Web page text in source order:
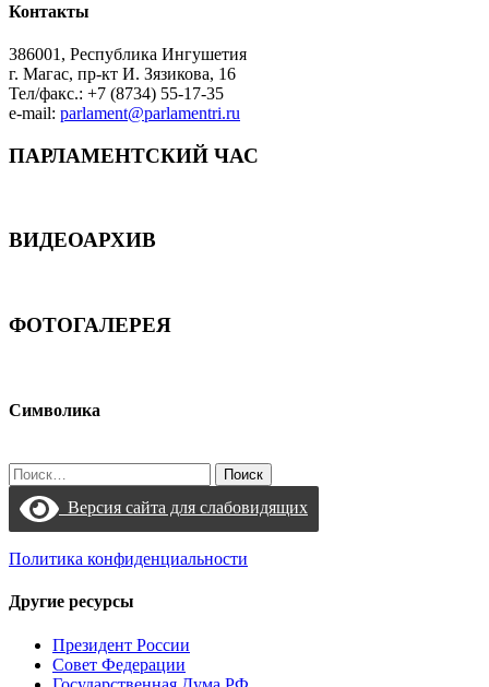
Контакты
386001, Республика Ингушетия
г. Магас, пр-кт И. Зязикова, 16
Тел/факс.: +7 (8734) 55-17-35
e-mail: parlament@parlamentri.ru
ПАРЛАМЕНТСКИЙ ЧАС
ВИДЕОАРХИВ
ФОТОГАЛЕРЕЯ
Символика
Найти:
Версия сайта для слабовидящих
Политика конфиденциальности
Другие ресурсы
Президент России
Совет Федерации